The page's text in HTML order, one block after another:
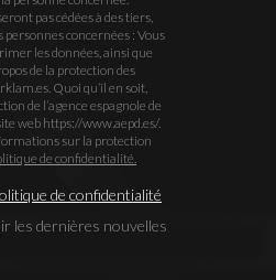
pas cédées à des tiers,
concernées : Vous
les données, ainsi que
de la protection des
Quoi qu’il en soit,
de l’agence espagnole de
web https://www.aepd.es/.
sur la protection
de confidentialité.
de confidentialité
les dernières nouvelles